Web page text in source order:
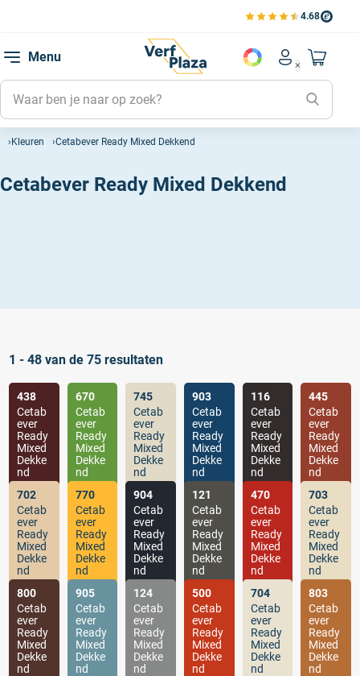
4.68
Bekijk de verfplaza
Menu
Account
Mijn
Mijn
Mijn
Naar
Kleuren Cetabever Ready Mixed Dekkend
Cetabever Ready Mixed Dekkend
1 - 48 van de 75 resultaten
438
Cetab
ever
Ready
Mixed
Dekke
nd
670
Cetab
ever
Ready
Mixed
Dekke
nd
745
Cetab
ever
Ready
Mixed
Dekke
nd
903
Cetab
ever
Ready
Mixed
Dekke
nd
116
Cetab
ever
Ready
Mixed
Dekke
nd
445
Cetab
ever
Ready
Mixed
Dekke
nd
702
Cetab
ever
Ready
Mixed
Dekke
nd
770
Cetab
ever
Ready
Mixed
Dekke
nd
904
Cetab
ever
Ready
Mixed
Dekke
nd
121
Cetab
ever
Ready
Mixed
Dekke
nd
470
Cetab
ever
Ready
Mixed
Dekke
nd
703
Cetab
ever
Ready
Mixed
Dekke
nd
800
Cetab
ever
Ready
Mixed
Dekke
nd
905
Cetab
ever
Ready
Mixed
Dekke
nd
124
Cetab
ever
Ready
Mixed
Dekke
nd
500
Cetab
ever
Ready
Mixed
Dekke
nd
704
Cetab
ever
Ready
Mixed
Dekke
nd
803
Cetab
ever
Ready
Mixed
Dekke
nd